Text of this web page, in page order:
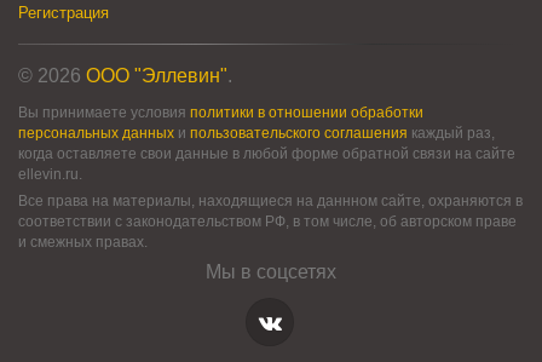
Регистрация
© 2026 ООО "Эллевин".
Вы принимаете условия политики в отношении обработки
персональных данных и пользовательского соглашения каждый раз,
когда оставляете свои данные в любой форме обратной связи на сайте
ellevin.ru.
Все права на материалы, находящиеся на даннном сайте, охраняются в
соответствии с законодательством РФ, в том числе, об авторском праве
и смежных правах.
Мы в соцсетях